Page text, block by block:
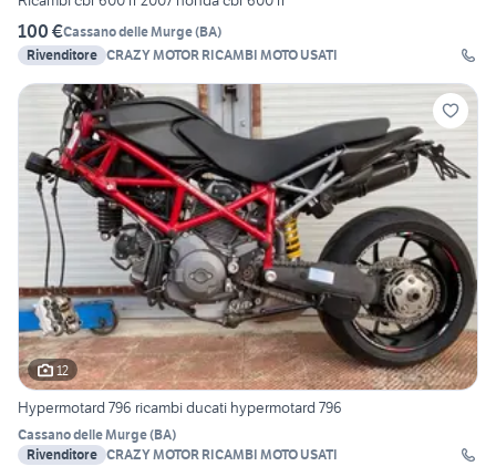
100 €Cassano delle Murge(BA)
Rivenditore CRAZY MOTOR RICAMBI MOTO USATI
12
Hypermotard 796 ricambi ducati hypermotard 796
Cassano delle Murge(BA)
Rivenditore CRAZY MOTOR RICAMBI MOTO USATI